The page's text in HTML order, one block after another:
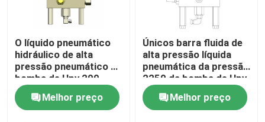
O líquido pneumático
hidráulico de alta
pressão pneumático da
bomba de Hpv 200
bombeia a barra 1974
Melhor preço
Únicos barra fluida de
alta pressão líquida
pneumática da pressão
2250 da bomba de Hpv
150
Melhor preço